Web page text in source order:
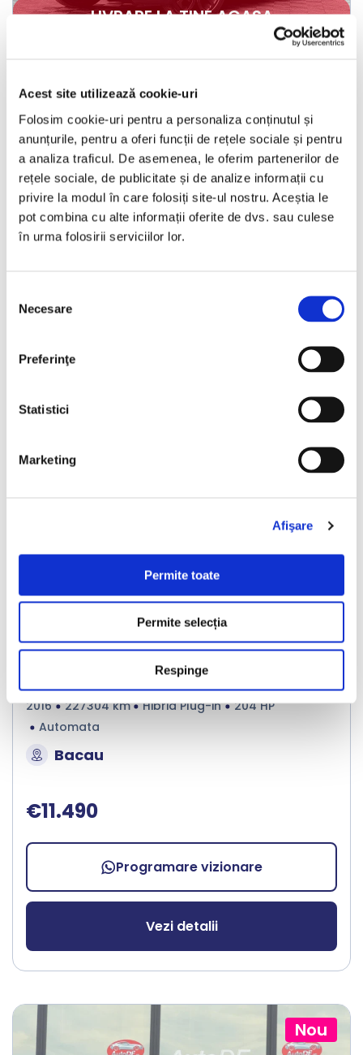
Acest site utilizează cookie-uri
Folosim cookie-uri pentru a personaliza conținutul și
anunțurile, pentru a oferi funcții de rețele sociale și pentru
a analiza traficul. De asemenea, le oferim partenerilor de
rețele sociale, de publicitate și de analize informații cu
privire la modul în care folosiți site-ul nostru. Aceștia le
pot combina cu alte informații oferite de dvs. sau culese
în urma folosirii serviciilor lor.
consimțământului
Necesare
Preferinţe
Statistici
Marketing
Afişare
Permite toate
Permite selecția
Respinge
LIVRARE LA TINE ACASA
Bucuresti Otopeni
€8.990
Nou
❯
LIVRARE LA TINE ACASA
Volkswagen Golf
2016 227304 km Hibrid Plug-in
204 HP
Automata
Bacau
€11.490
Programare vizionare
Vezi detalii
Nou